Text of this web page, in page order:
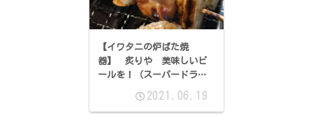
【イワタニの炉ばた焼
器】 炙りや 美味しいビ
ールを！（スーパードライ
生ジョッキ缶）
2021.06.19